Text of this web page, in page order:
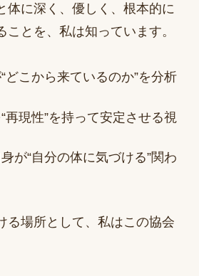
体に深く、優しく、根本的に
ことを、私は知っています。
どこから来ているのか”を分析
再現性”を持って安定させる視
が“自分の体に気づける”関わ
る場所として、私はこの協会